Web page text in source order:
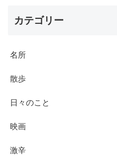
カテゴリー
名所
散歩
日々のこと
映画
激辛